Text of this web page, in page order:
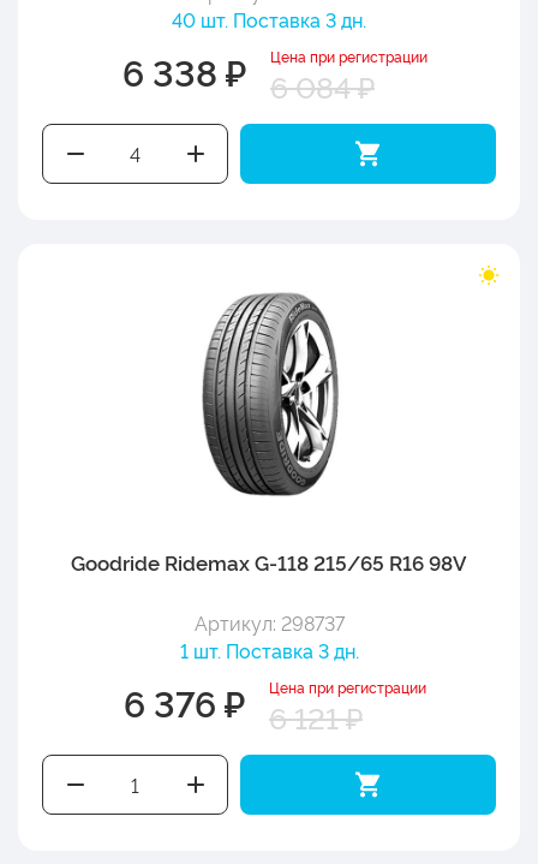
40 шт. Поставка 3 дн.
6 338 ₽ Цена при регистрации
6 084 ₽
Goodride Ridemax G-118 215/65 R16 98V
Артикул: 298737
1 шт. Поставка 3 дн.
6 376 ₽ Цена при регистрации
6 121 ₽